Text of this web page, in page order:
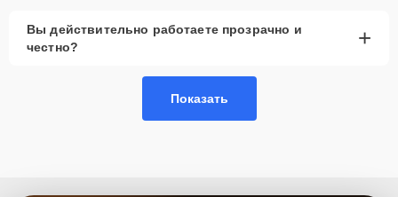
Вы действительно работаете прозрачно и
честно?
+
Показать